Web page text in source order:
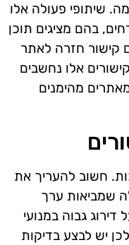
שיתופי פעולה אלו
בהם מציגים תוכן
קישור חזרה לאתר
אלו נחשבים
מהימנים
חשוב להעריך את
שמביאות ערך
גבוה במנועי
יש לבצע בדיקות